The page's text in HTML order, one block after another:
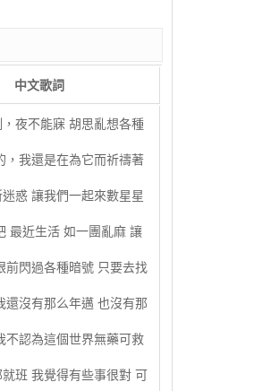
中文歌詞
夜不能寐 胡思亂想各種
，我還是在為它而祈禱著
惑 讓我們一起來數星星
最近生活 如一團亂麻 讓
前閃過各種暗號 只要去找
還沒有那么年邁 也沒有那
不認為這個世界無藥可救
班 我覺得有些事很對 可